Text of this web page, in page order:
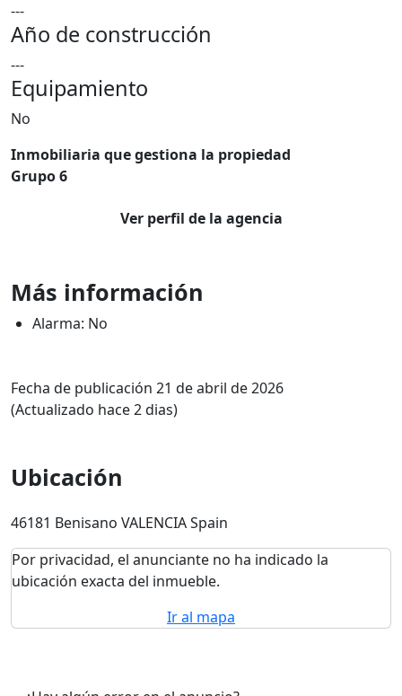
---
Año de construcción
---
Equipamiento
No
Inmobiliaria que gestiona la propiedad
Grupo 6
Ver perfil de la agencia
Más información
Alarma: No
Fecha de publicación 21 de abril de 2026
(Actualizado hace 2 dias)
Ubicación
46181 Benisano VALENCIA Spain
Por privacidad, el anunciante no ha indicado la
ubicación exacta del inmueble.
Ir al mapa